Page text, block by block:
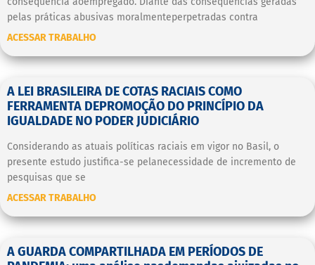
pelas práticas abusivas moralmenteperpetradas contra
ACESSAR TRABALHO
A LEI BRASILEIRA DE COTAS RACIAIS COMO
FERRAMENTA DEPROMOÇÃO DO PRINCÍPIO DA
IGUALDADE NO PODER JUDICIÁRIO
Considerando as atuais políticas raciais em vigor no Basil, o
presente estudo justifica-se pelanecessidade de incremento de
pesquisas que se
ACESSAR TRABALHO
A GUARDA COMPARTILHADA EM PERÍODOS DE